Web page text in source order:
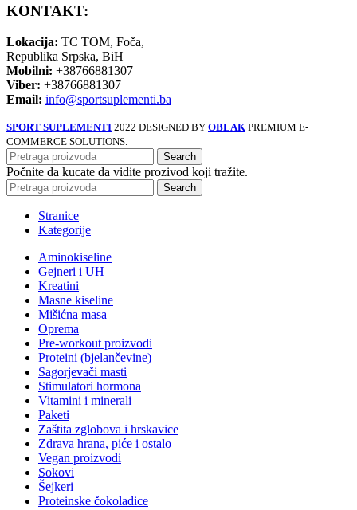
KONTAKT:
Lokacija: TC TOM, Foča,
Republika Srpska, BiH
Mobilni: +38766881307
Viber: +38766881307
Email: info@sportsuplementi.ba
SPORT SUPLEMENTI 2022 DESIGNED BY OBLAK PREMIUM E-
COMMERCE SOLUTIONS.
Search
Počnite da kucate da vidite prozivod koji tražite.
Search
Stranice
Kategorije
Aminokiseline
Gejneri i UH
Kreatini
Masne kiseline
Mišićna masa
Oprema
Pre-workout proizvodi
Proteini (bjelančevine)
Sagorjevači masti
Stimulatori hormona
Vitamini i minerali
Paketi
Zaštita zglobova i hrskavice
Zdrava hrana, piće i ostalo
Vegan proizvodi
Sokovi
Šejkeri
Proteinske čokoladice